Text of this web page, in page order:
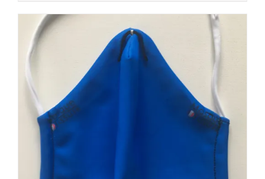
initial
était :
15,00€.
actuel
est :
7,00€.
DÉTAILS